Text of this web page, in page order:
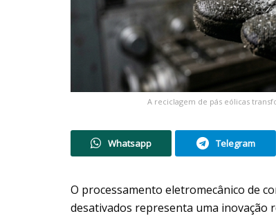
A reciclagem de pás eólicas
Whatsapp Telegram
O processamento eletromecânico de
desativados representa uma inovação